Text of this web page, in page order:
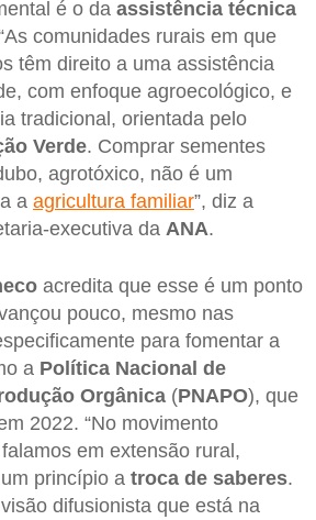
é o da assistência técnica
comunidades rurais em que
têm direito a uma assistência
com enfoque agroecológico, e
tradicional, orientada pelo
Verde. Comprar sementes
agrotóxico, não é um
a agricultura familiar”, diz a
executiva da ANA.
acredita que esse é um ponto
pouco, mesmo nas
para fomentar a
a Política Nacional de
Orgânica (PNAPO), que
2022. “No movimento
em extensão rural,
princípio a troca de saberes.
difusionista que está na